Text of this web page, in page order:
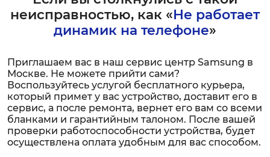
неисправностью, как «Не работает
динамик на телефоне»
Приглашаем вас в наш сервис центр Samsung в
Москве. Не можете прийти сами?
Воспользуйтесь услугой бесплатного курьера,
который примет у вас устройство, доставит его в
сервис, а после ремонта, вернет его вам со всеми
бланками и гарантийным талоном. После вашей
проверки работоспособности устройства, будет
осуществлена оплата удобным для вас способом.